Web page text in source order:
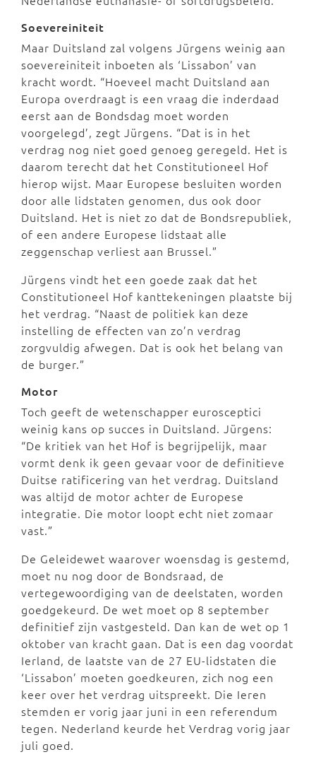
Soevereiniteit
Maar Duitsland zal volgens Jürgens weinig aan
soevereiniteit inboeten als ‘Lissabon’ van
kracht wordt. “Hoeveel macht Duitsland aan
Europa overdraagt is een vraag die inderdaad
eerst aan de Bondsdag moet worden
voorgelegd’, zegt Jürgens. “Dat is in het
verdrag nog niet goed genoeg geregeld. Het is
daarom terecht dat het Constitutioneel Hof
hierop wijst. Maar Europese besluiten worden
door alle lidstaten genomen, dus ook door
Duitsland. Het is niet zo dat de Bondsrepubliek,
of een andere Europese lidstaat alle
zeggenschap verliest aan Brussel.”
Jürgens vindt het een goede zaak dat het
Constitutioneel Hof kanttekeningen plaatste bij
het verdrag. “Naast de politiek kan deze
instelling de effecten van zo’n verdrag
zorgvuldig afwegen. Dat is ook het belang van
de burger.”
Motor
Toch geeft de wetenschapper eurosceptici
weinig kans op succes in Duitsland. Jürgens:
“De kritiek van het Hof is begrijpelijk, maar
vormt denk ik geen gevaar voor de definitieve
Duitse ratificering van het verdrag. Duitsland
was altijd de motor achter de Europese
integratie. Die motor loopt echt niet zomaar
vast.”
De Geleidewet waarover woensdag is gestemd,
moet nu nog door de Bondsraad, de
vertegewoordiging van de deelstaten, worden
goedgekeurd. De wet moet op 8 september
definitief zijn vastgesteld. Dan kan de wet op 1
oktober van kracht gaan. Dat is een dag voordat
Ierland, de laatste van de 27 EU-lidstaten die
‘Lissabon’ moeten goedkeuren, zich nog een
keer over het verdrag uitspreekt. Die Ieren
stemden er vorig jaar juni in een referendum
tegen. Nederland keurde het Verdrag vorig jaar
juli goed.